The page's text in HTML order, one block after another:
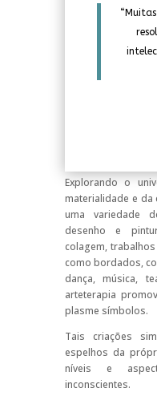
Explorando o
materialidade e da
uma variedade
desenho e
colagem,
como bordados,
dança, música,
arteterapia
plasme símbolos.
Tais criações
espelhos da
níveis e
inconscientes.